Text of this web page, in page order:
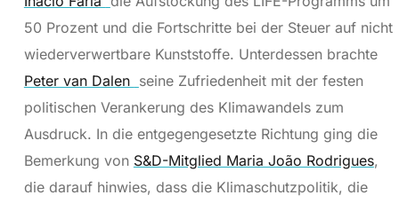
50 Prozent und die Fortschritte bei der Steuer auf nicht
wiederverwertbare Kunststoffe. Unterdessen brachte
Peter van Dalen seine Zufriedenheit mit der festen
politischen Verankerung des Klimawandels zum
Ausdruck. In die entgegengesetzte Richtung ging die
Bemerkung von S&D-Mitglied Maria João Rodrigues,
die darauf hinwies, dass die Klimaschutzpolitik, die